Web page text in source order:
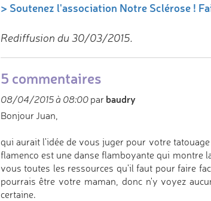
> Soutenez l'association Notre Sclérose !
Rediffusion du 30/03/2015.
5 commentaires
08/04/2015 à 08:00par baudry
Bonjour Juan,
qui aurait l'idée de vous juger pour votre
flamenco est une danse flamboyante qui montre
vous toutes les ressources qu'il faut pour faire
pourrais être votre maman, donc n'y voyez
certaine.